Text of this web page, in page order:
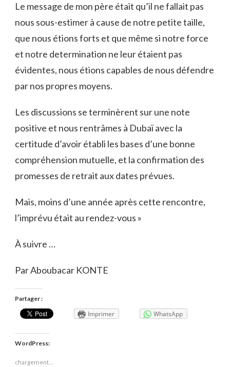
Le message de mon père était qu’il ne fallait pas
nous sous-estimer à cause de notre petite taille,
que nous étions forts et que même si notre force
et notre determination ne leur étaient pas
évidentes, nous étions capables de nous défendre
par nos propres moyens.
Les discussions se terminèrent sur une note
positive et nous rentrâmes à Dubaï avec la
certitude d’avoir établi les bases d’une bonne
compréhension mutuelle, et la confirmation des
promesses de retrait aux dates prévues.
Mais, moins d’une année après cette rencontre,
l’imprévu était au rendez-vous »
À suivre …
Par Aboubacar KONTE
Partager :
Imprimer WhatsApp
WordPress:
chargement…